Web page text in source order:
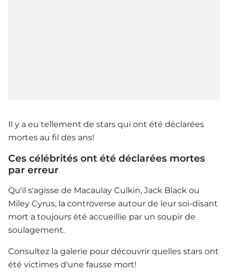
Il y a eu tellement de stars qui ont été déclarées
mortes au fil des ans!
Ces célébrités ont été déclarées mortes
par erreur
Qu'il s'agisse de Macaulay Culkin, Jack Black ou
Miley Cyrus, la controverse autour de leur soi-disant
mort a toujours été accueillie par un soupir de
soulagement.
Consultez la galerie pour découvrir quelles stars ont
été victimes d'une fausse mort!